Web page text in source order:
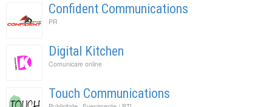
Confident Communications
PR
Digital Kitchen
Comunicare online
Touch Communications